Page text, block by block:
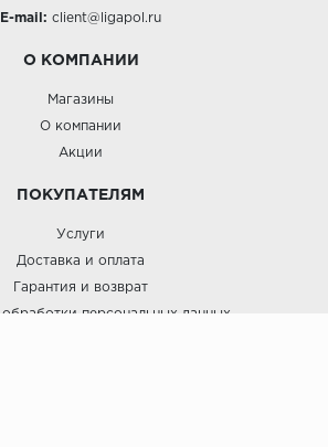
E-mail: client@ligapol.ru
О КОМПАНИИ
Магазины
О компании
Акции
ПОКУПАТЕЛЯМ
Услуги
Доставка и оплата
Гарантия и возврат
персональных данных